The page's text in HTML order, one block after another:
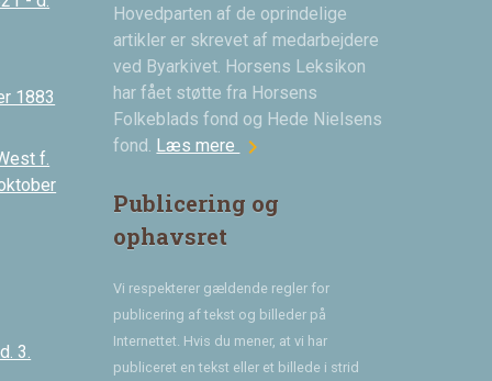
1883
f.
3.
Hovedparten af de oprindelige
artikler er skrevet af medarbejdere
ved Byarkivet. Horsens Leksikon
har fået støtte fra Horsens
Folkeblads fond og Hede Nielsens
fond. Læs mere chevron_right
Publicering og
ophavsret
Vi respekterer gældende regler for
publicering af tekst og billeder på
Internettet. Hvis du mener, at vi har
publiceret en tekst eller et billede i strid